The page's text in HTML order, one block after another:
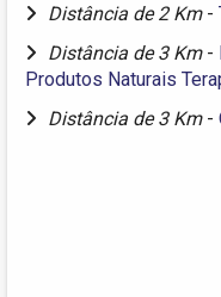
Distância de 2 Km -
Distância de 3 Km -
Produtos Naturais
Distância de 3 Km -